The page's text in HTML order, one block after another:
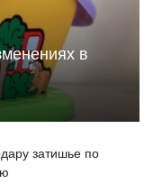
в
затишье по